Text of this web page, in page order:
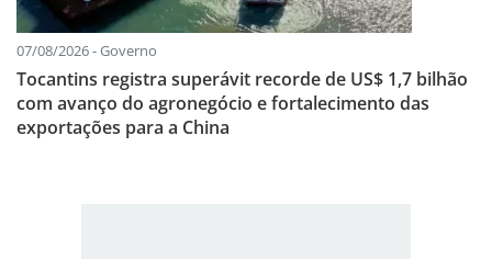
07/08/2026 - Governo
Tocantins registra superávit recorde de US$ 1,7 bilhão
com avanço do agronegócio e fortalecimento das
exportações para a China